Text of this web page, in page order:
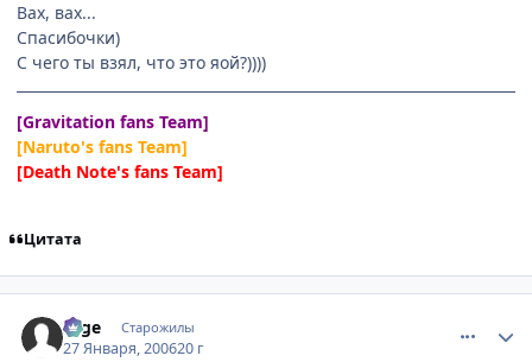
Вах, вах...
Спасибочки)
С чего ты взял, что это яой?))))
[Gravitation fans Team]
[Naruto's fans Team]
[Death Note's fans Team]
Цитата
sage Старожилы
27 Января, 200620 г